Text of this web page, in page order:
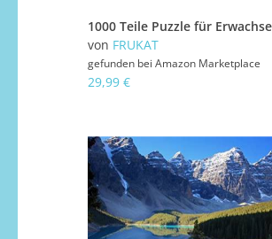
von FRUKAT
gefunden bei Amazon Marketplace
29,99 €